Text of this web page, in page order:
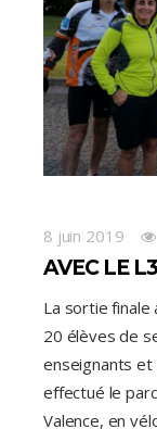
8 juin 2019
AVEC LE
La sortie finale
20 élèves de
enseignants et
effectué le
Valence, en